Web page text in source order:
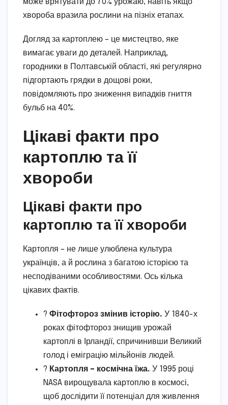
хвороба вразила рослини на пізніх етапах.
Догляд за картоплею – це мистецтво, яке
вимагає уваги до деталей. Наприклад,
городники в Полтавській області, які регулярно
підгортають грядки в дощові роки,
повідомляють про зниження випадків гниття
бульб на 40%.
Цікаві факти про
картоплю та її
хвороби
Цікаві факти про
картоплю та її хвороби
Картопля – не лише улюблена культура
українців, а й рослина з багатою історією та
несподіваними особливостями. Ось кілька
цікавих фактів.
? Фітофтороз змінив історію. У 1840-х
роках фітофтороз знищив урожай
картоплі в Ірландії, спричинивши Великий
голод і еміграцію мільйонів людей.
? Картопля – космічна їжа. У 1995 році
NASA вирощувала картоплю в космосі,
щоб дослідити її потенціал для живлення